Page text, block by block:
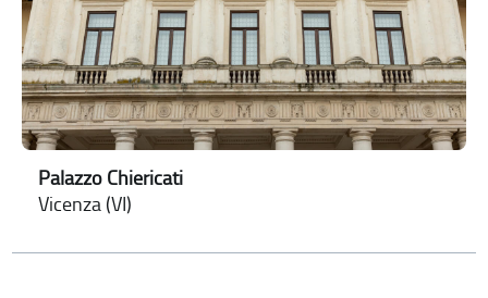
Palazzo Chiericati
Vicenza (VI)